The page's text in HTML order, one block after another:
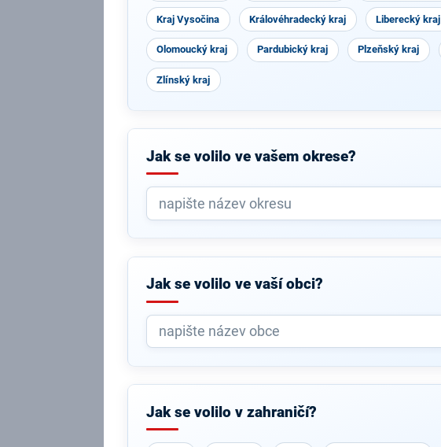
Kraj Vysočina Královéhradecký kraj Liberecký kraj
Olomoucký kraj Pardubický kraj Plzeňský kraj
Zlínský kraj
Jak se volilo ve vašem okrese?
Jak se volilo ve vaší obci?
Jak se volilo v zahraničí?